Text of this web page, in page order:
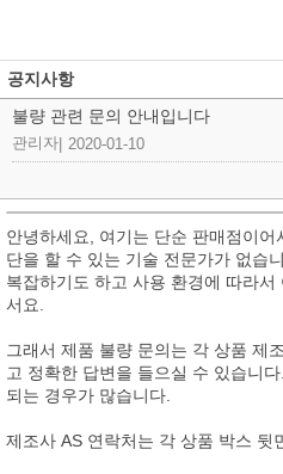
공지사항
불량 관련 문의 안내입니다
관리자 2020-01-10
안녕하세요, 여기는 단순 판매점이
단을 할 수 있는 기술 전문가가 없습
복잡하기도 하고 사용 환경에 따라
서요.
그래서 제품 불량 문의는 각 상품 제
고 정확한 답변을 들으실 수 있습니
되는 경우가 많습니다.
제조사 AS 연락처는 각 상품 박스 뒷